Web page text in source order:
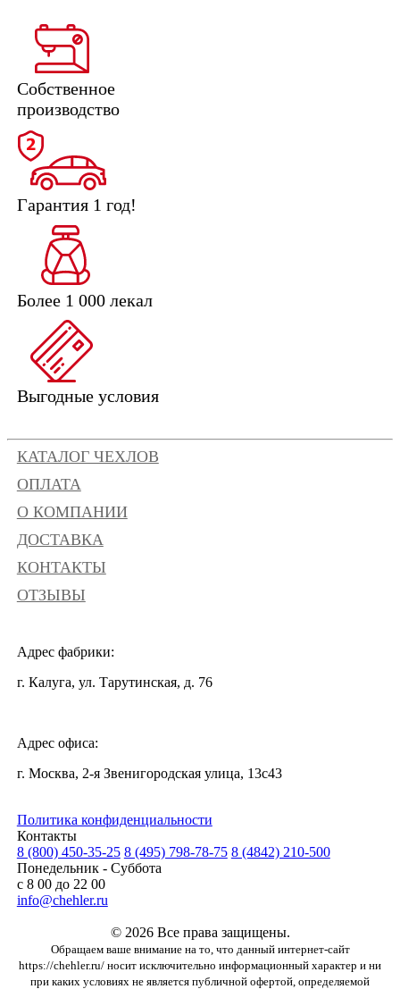
Собственное
производство
Гарантия 1 год!
Более 1 000 лекал
Выгодные условия
КАТАЛОГ ЧЕХЛОВ
ОПЛАТА
О КОМПАНИИ
ДОСТАВКА
КОНТАКТЫ
ОТЗЫВЫ
Адрес фабрики:
г. Калуга, ул. Тарутинская, д. 76
Адрес офиса:
г. Москва, 2-я Звенигородская улица, 13с43
Политика конфиденциальности
Контакты
8 (800) 450-35-25 8 (495) 798-78-75 8 (4842) 210-500
Понедельник - Суббота
с 8 00 до 22 00
info@chehler.ru
© 2026 Все права защищены.
Обращаем ваше внимание на то, что данный интернет-сайт
https://chehler.ru/ носит исключительно информационный характер и ни
при каких условиях не является публичной офертой, определяемой